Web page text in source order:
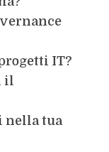
IT?
il
nella tua